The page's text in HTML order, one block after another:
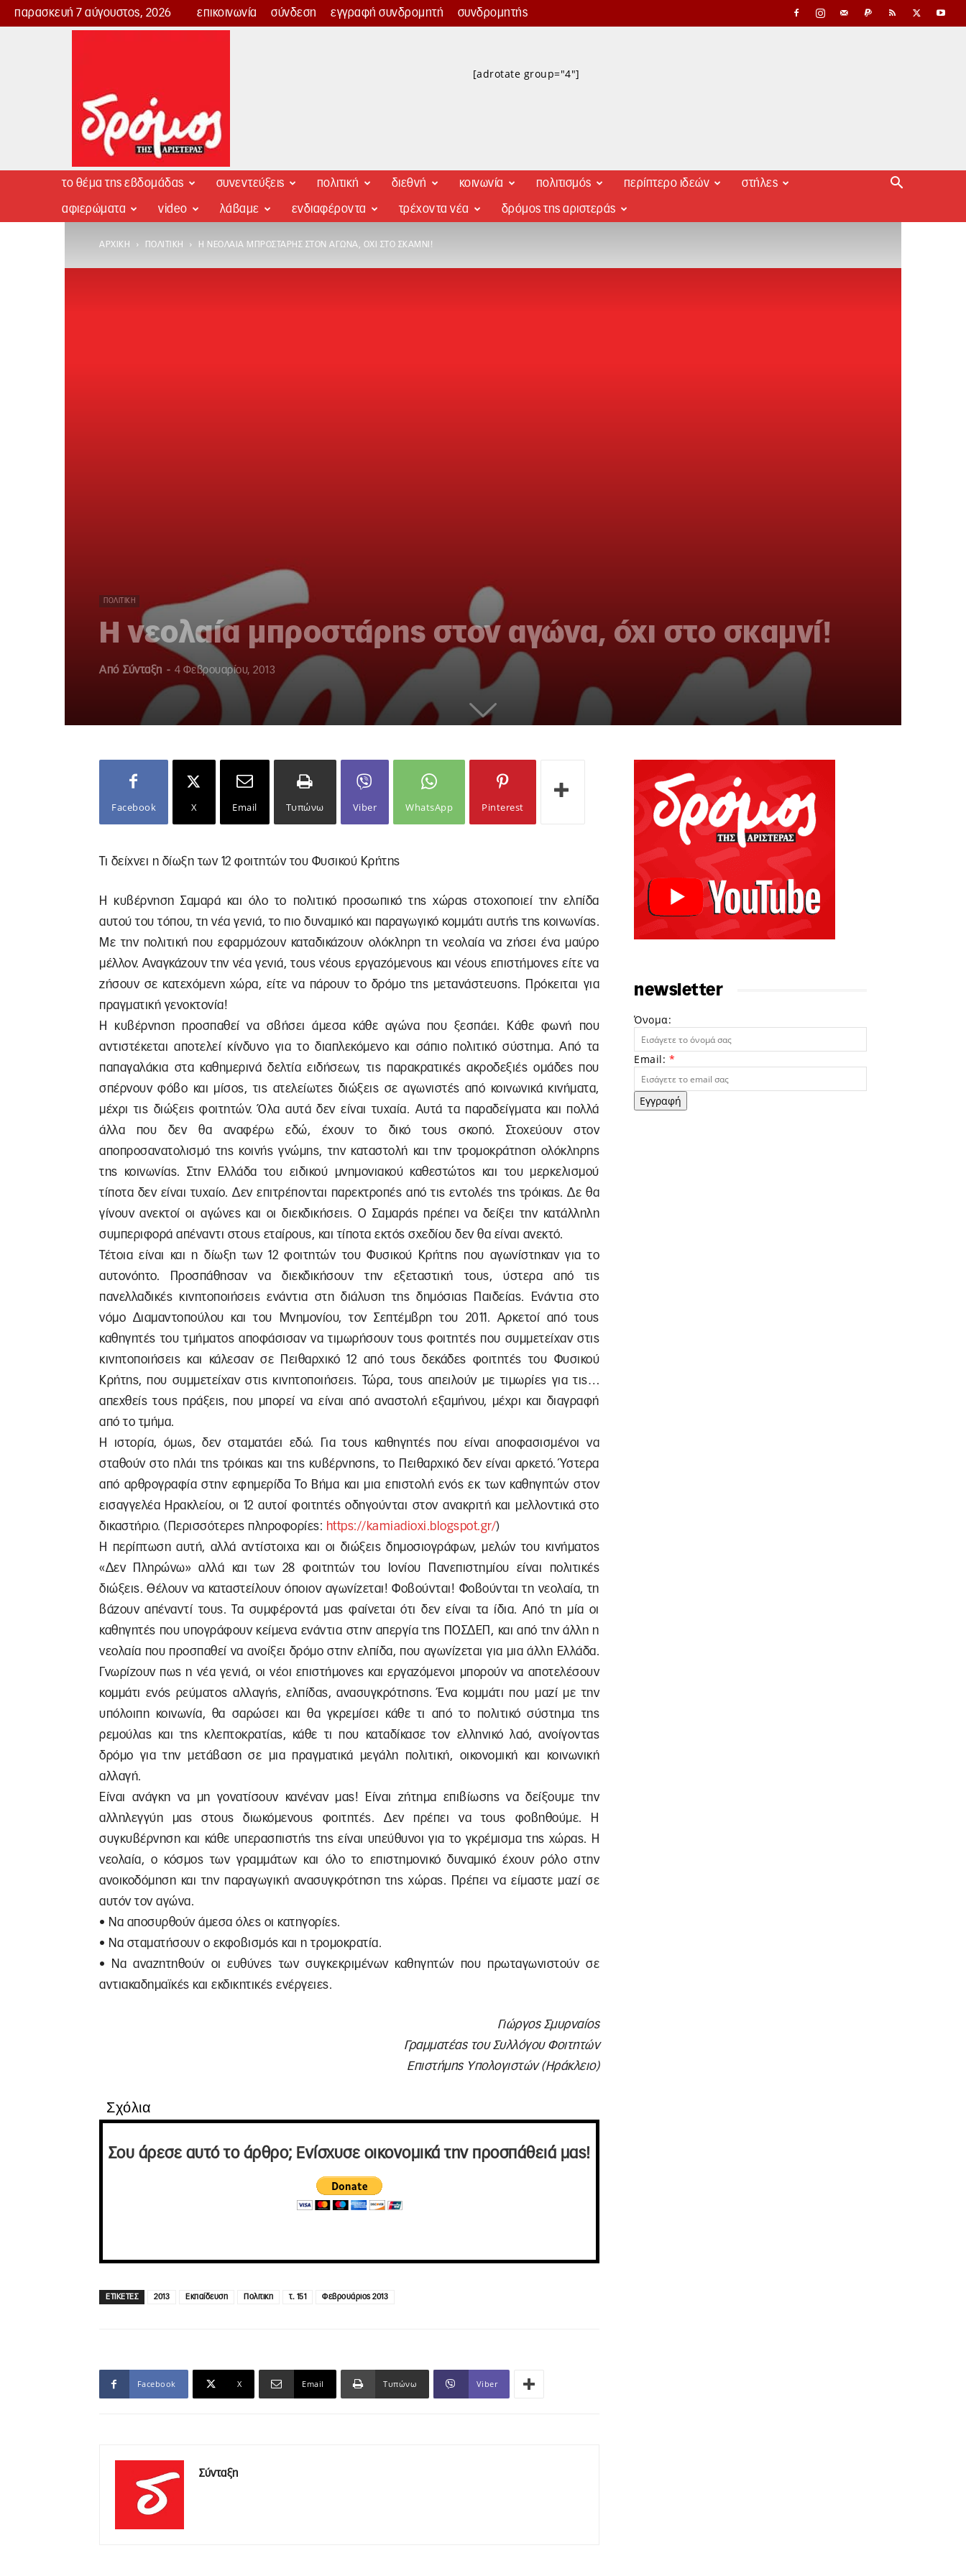
παρασκευή 7 αύγουστος, 2026 επικοινωνία σύνδεση εγγραφή συνδρομητή συνδρομητής
Δρόμος
[adrotate group="4"]
το θέμα της εβδομάδας συνεντεύξεις πολιτική διεθνή κοινωνία πολιτισμός περίπτερο ιδεών στήλες
αφιερώματα video λάβαμε ενδιαφέροντα τρέχοντα νέα δρόμος της αριστεράς
ΑΡΧΙΚΉ ΠΟΛΙΤΙΚΉ Η ΝΕΟΛΑΊΑ ΜΠΡΟΣΤΆΡΗΣ ΣΤΟΝ ΑΓΏΝΑ, ΌΧΙ ΣΤΟ ΣΚΑΜΝΊ!
ΠΟΛΙΤΙΚΉ
Η νεολαία μπροστάρης στον αγώνα, όχι στο σκαμνί!
Από Σύνταξη - 4 Φεβρουαρίου, 2013
Facebook X Email Τυπώνω Viber WhatsApp Pinterest
Τι δείχνει η δίωξη των 12 φοιτητών του Φυσικού Κρήτης
Η κυβέρνηση Σαμαρά και όλο το πολιτικό προσωπικό της χώρας στοχοποιεί την ελπίδα
αυτού του τόπου, τη νέα γενιά, το πιο δυναμικό και παραγωγικό κομμάτι αυτής της κοινωνίας.
Με την πολιτική που εφαρμόζουν καταδικάζουν ολόκληρη τη νεολαία να ζήσει ένα μαύρο
μέλλον. Αναγκάζουν την νέα γενιά, τους νέους εργαζόμενους και νέους επιστήμονες είτε να
ζήσουν σε κατεχόμενη χώρα, είτε να πάρουν το δρόμο της μετανάστευσης. Πρόκειται για
πραγματική γενοκτονία!
Η κυβέρνηση προσπαθεί να σβήσει άμεσα κάθε αγώνα που ξεσπάει. Κάθε φωνή που
αντιστέκεται αποτελεί κίνδυνο για το διαπλεκόμενο και σάπιο πολιτικό σύστημα. Από τα
παπαγαλάκια στα καθημερινά δελτία ειδήσεων, τις παρακρατικές ακροδεξιές ομάδες που
σπέρνουν φόβο και μίσος, τις ατελείωτες διώξεις σε αγωνιστές από κοινωνικά κινήματα,
μέχρι τις διώξεις φοιτητών. Όλα αυτά δεν είναι τυχαία. Αυτά τα παραδείγματα και πολλά
άλλα που δεν θα αναφέρω εδώ, έχουν το δικό τους σκοπό. Στοχεύουν στον
αποπροσανατολισμό της κοινής γνώμης, την καταστολή και την τρομοκράτηση ολόκληρης
της κοινωνίας. Στην Ελλάδα του ειδικού μνημονιακού καθεστώτος και του μερκελισμού
τίποτα δεν είναι τυχαίο. Δεν επιτρέπονται παρεκτροπές από τις εντολές της τρόικας. Δε θα
γίνουν ανεκτοί οι αγώνες και οι διεκδικήσεις. Ο Σαμαράς πρέπει να δείξει την κατάλληλη
συμπεριφορά απέναντι στους εταίρους, και τίποτα εκτός σχεδίου δεν θα είναι ανεκτό.
Τέτοια είναι και η δίωξη των 12 φοιτητών του Φυσικού Κρήτης που αγωνίστηκαν για το
αυτονόητο. Προσπάθησαν να διεκδικήσουν την εξεταστική τους, ύστερα από τις
πανελλαδικές κινητοποιήσεις ενάντια στη διάλυση της δημόσιας Παιδείας. Ενάντια στο
νόμο Διαμαντοπούλου και του Μνημονίου, τον Σεπτέμβρη του 2011. Αρκετοί από τους
καθηγητές του τμήματος αποφάσισαν να τιμωρήσουν τους φοιτητές που συμμετείχαν στις
κινητοποιήσεις και κάλεσαν σε Πειθαρχικό 12 από τους δεκάδες φοιτητές του Φυσικού
Κρήτης, που συμμετείχαν στις κινητοποιήσεις. Τώρα, τους απειλούν με τιμωρίες για τις…
απεχθείς τους πράξεις, που μπορεί να είναι από αναστολή εξαμήνου, μέχρι και διαγραφή
από το τμήμα.
Η ιστορία, όμως, δεν σταματάει εδώ. Για τους καθηγητές που είναι αποφασισμένοι να
σταθούν στο πλάι της τρόικας και της κυβέρνησης, το Πειθαρχικό δεν είναι αρκετό. Ύστερα
από αρθρογραφία στην εφημερίδα Το Βήμα και μια επιστολή ενός εκ των καθηγητών στον
εισαγγελέα Ηρακλείου, οι 12 αυτοί φοιτητές οδηγούνται στον ανακριτή και μελλοντικά στο
δικαστήριο. (Περισσότερες πληροφορίες: https://kamiadioxi.blogspot.gr/)
Η περίπτωση αυτή, αλλά αντίστοιχα και οι διώξεις δημοσιογράφων, μελών του κινήματος
«Δεν Πληρώνω» αλλά και των 28 φοιτητών του Ιονίου Πανεπιστημίου είναι πολιτικές
διώξεις. Θέλουν να καταστείλουν όποιον αγωνίζεται! Φοβούνται! Φοβούνται τη νεολαία, τη
βάζουν απέναντί τους. Τα συμφέροντά μας φαίνεται ότι δεν είναι τα ίδια. Από τη μία οι
καθηγητές που υπογράφουν κείμενα ενάντια στην απεργία της ΠΟΣΔΕΠ, και από την άλλη η
νεολαία που προσπαθεί να ανοίξει δρόμο στην ελπίδα, που αγωνίζεται για μια άλλη Ελλάδα.
Γνωρίζουν πως η νέα γενιά, οι νέοι επιστήμονες και εργαζόμενοι μπορούν να αποτελέσουν
κομμάτι ενός ρεύματος αλλαγής, ελπίδας, ανασυγκρότησης. Ένα κομμάτι που μαζί με την
υπόλοιπη κοινωνία, θα σαρώσει και θα γκρεμίσει κάθε τι από το πολιτικό σύστημα της
ρεμούλας και της κλεπτοκρατίας, κάθε τι που καταδίκασε τον ελληνικό λαό, ανοίγοντας
δρόμο για την μετάβαση σε μια πραγματικά μεγάλη πολιτική, οικονομική και κοινωνική
αλλαγή.
Είναι ανάγκη να μη γονατίσουν κανέναν μας! Είναι ζήτημα επιβίωσης να δείξουμε την
αλληλεγγύη μας στους διωκόμενους φοιτητές. Δεν πρέπει να τους φοβηθούμε. Η
συγκυβέρνηση και κάθε υπερασπιστής της είναι υπεύθυνοι για το γκρέμισμα της χώρας. Η
νεολαία, ο κόσμος των γραμμάτων και όλο το επιστημονικό δυναμικό έχουν ρόλο στην
ανοικοδόμηση και την παραγωγική ανασυγκρότηση της χώρας. Πρέπει να είμαστε μαζί σε
αυτόν τον αγώνα.
• Να αποσυρθούν άμεσα όλες οι κατηγορίες.
• Να σταματήσουν ο εκφοβισμός και η τρομοκρατία.
• Να αναζητηθούν οι ευθύνες των συγκεκριμένων καθηγητών που πρωταγωνιστούν σε
αντιακαδημαϊκές και εκδικητικές ενέργειες.
Γιώργος Σμυρναίος
Γραμματέας του Συλλόγου Φοιτητών
Επιστήμης Υπολογιστών (Ηράκλειο)
Σχόλια
Σου άρεσε αυτό το άρθρο; Ενίσχυσε οικονομικά την προσπάθειά μας!
ΕΤΙΚΕΤΕΣ 2013 Εκπαίδευση Πολιτικη τ. 151 Φεβρουάριος 2013
Facebook X Email Τυπώνω Viber
Σύνταξη
newsletter
Όνομα:
Email: *
Εγγραφή